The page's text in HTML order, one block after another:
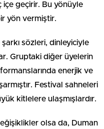
içe geçirir. Bu yönüyle
yön vermiştir.
şarkı sözleri, dinleyiciyle
Gruptaki diğer üyelerin
enerjik ve
Festival sahneleri
kitlelere ulaşmışlardır.
olsa da, Duman